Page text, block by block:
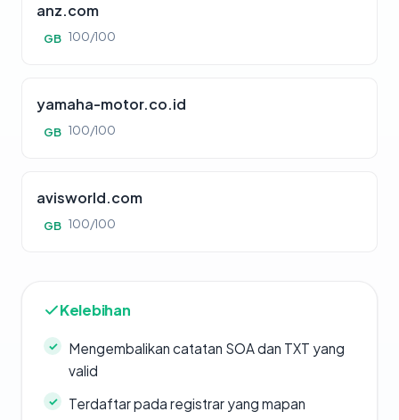
anz.com
GB 100/100
yamaha-motor.co.id
GB 100/100
avisworld.com
GB 100/100
Kelebihan
Mengembalikan catatan SOA dan TXT yang
valid
Terdaftar pada registrar yang mapan